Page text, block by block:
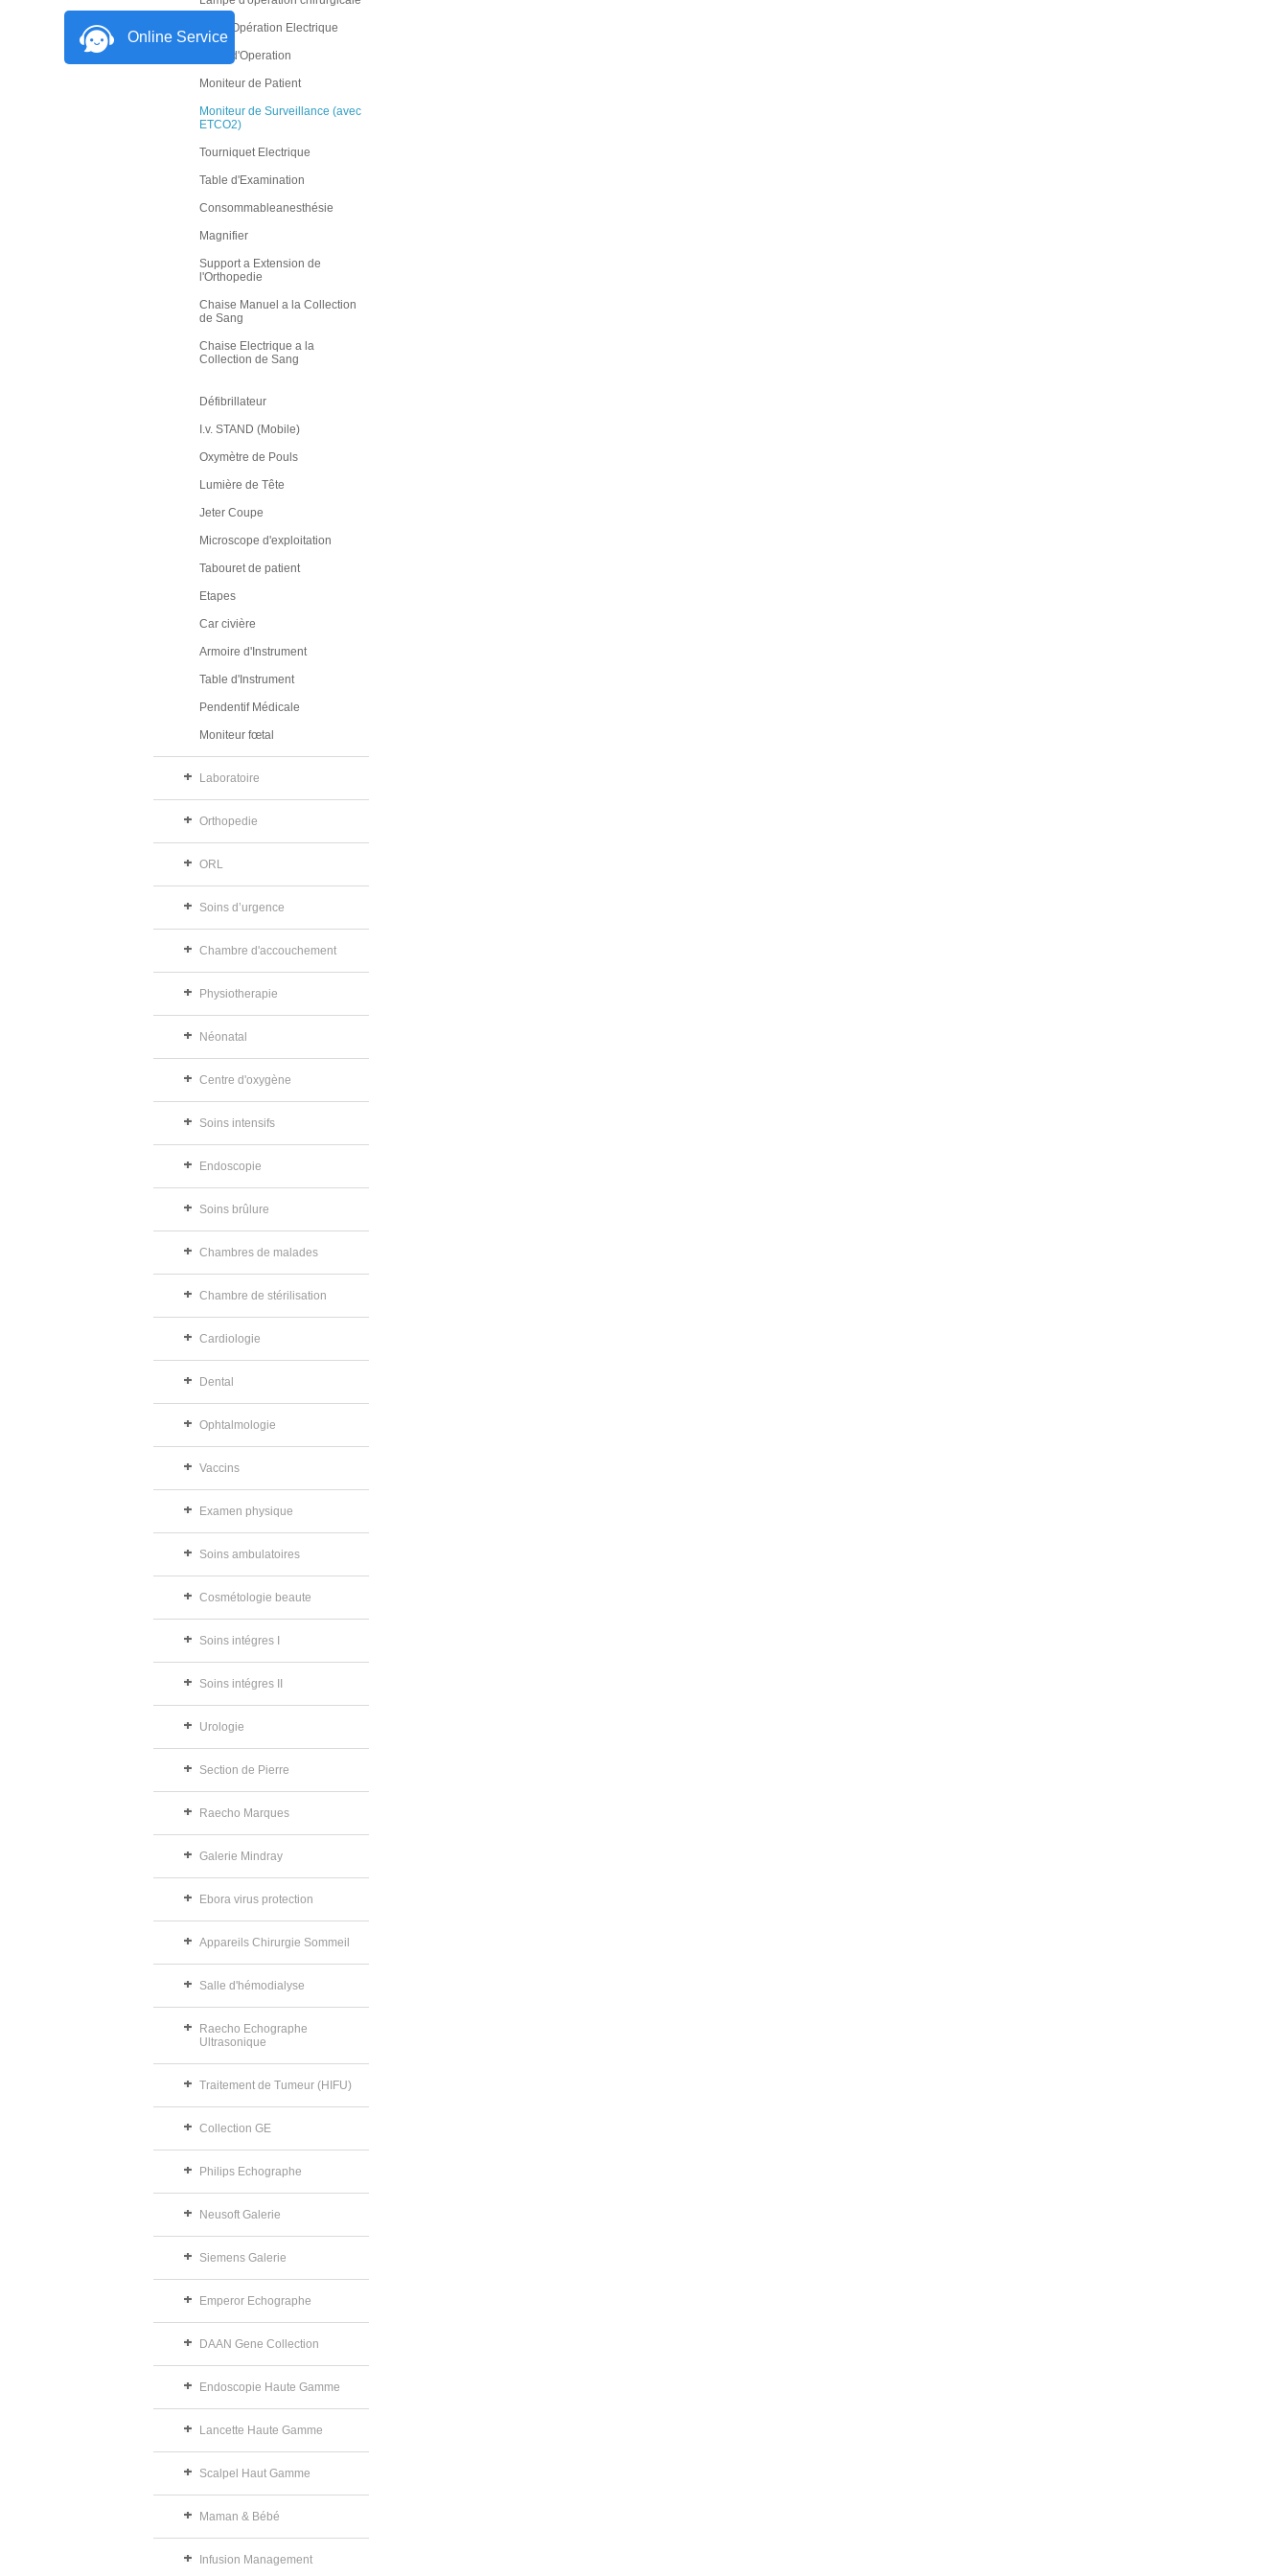
Table Opération Electrique
Table d'Operation
Moniteur de Patient
Moniteur de Surveillance (avec
ETCO2)
Tourniquet Electrique
Table d'Examination
Consommableanesthésie
Magnifier
Support a Extension de
l'Orthopedie
Chaise Manuel a la Collection
de Sang
Chaise Electrique a la
Collection de Sang
Défibrillateur
I.v. STAND (Mobile)
Oxymètre de Pouls
Lumière de Tête
Jeter Coupe
Microscope d'exploitation
Tabouret de patient
Etapes
Car civière
Armoire d'Instrument
Table d'Instrument
Pendentif Médicale
Moniteur fœtal
Laboratoire
Orthopedie
ORL
Soins d’urgence
Chambre d'accouchement
Physiotherapie
Néonatal
Centre d'oxygène
Soins intensifs
Endoscopie
Soins brûlure
Chambres de malades
Chambre de stérilisation
Cardiologie
Dental
Ophtalmologie
Vaccins
Examen physique
Soins ambulatoires
Cosmétologie beaute
Soins intégres I
Soins intégres II
Urologie
Section de Pierre
Raecho Marques
Galerie Mindray
Ebora virus protection
Appareils Chirurgie Sommeil
Salle d'hémodialyse
Raecho Echographe
Ultrasonique
Traitement de Tumeur (HIFU)
Collection GE
Philips Echographe
Neusoft Galerie
Siemens Galerie
Emperor Echographe
DAAN Gene Collection
Endoscopie Haute Gamme
Lancette Haute Gamme
Scalpel Haut Gamme
Maman & Bébé
Infusion Management
Online Service